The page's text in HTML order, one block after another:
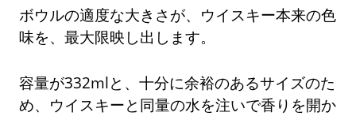
ボウルの適度な大きさが、ウイスキー本来の色
味を、最大限映し出します。
容量が332mlと、十分に余裕のあるサイズのた
め、ウイスキーと同量の水を注いで香りを開か